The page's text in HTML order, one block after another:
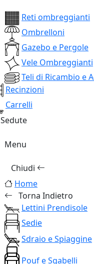
Reti ombreggianti
Ombrelloni
Gazebo e Pergole
Vele Ombreggianti
Teli di Ricambio e
Recinzioni
Carrelli
Sedute
Menu
Chiudi
Home
Torna Indietro
Lettini Prendisole
Sedie
Sdraio e Spiaggine
Pouf e Sgabelli